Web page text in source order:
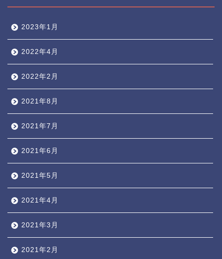
2023年1月
2022年4月
2022年2月
2021年8月
2021年7月
2021年6月
2021年5月
2021年4月
2021年3月
2021年2月